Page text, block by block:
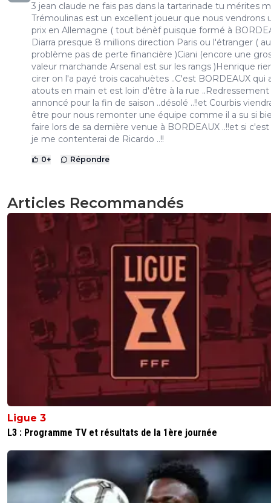
3 jean claude ne fais pas dans la tartarinade tu mérites
Trémoulinas est un excellent joueur que nous vendrons
prix en Allemagne ( tout bénèf puisque formé à
Diarra presque 8 millions direction Paris ou l'étranger (
problème pas de perte financière )Ciani (encore une
valeur marchande Arsenal est sur les rangs )Henrique
cirer on l'a payé trois cacahuètes ..C'est BORDEAUX qui
atouts en main et est loin d'être à la rue ..Redressement
annoncé pour la fin de saison ..désolé ..!!et Courbis
être pour nous remonter une équipe comme il a su si
faire lors de sa dernière venue à BORDEAUX ..!!et si c'est
je me contenterai de Ricardo ..!!
0+ Répondre
Articles Recommandés
Ligue 3
L3 : Programme TV et résultats de la 1ère journée